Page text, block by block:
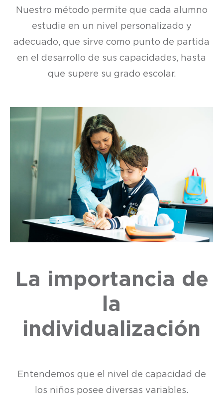
Nuestro método permite que cada alumno
estudie en un nivel personalizado y
adecuado, que sirve como punto de partida
en el desarrollo de sus capacidades, hasta
que supere su grado escolar.
La importancia de
la
individualización
Entendemos que el nivel de capacidad de
los niños posee diversas variables.